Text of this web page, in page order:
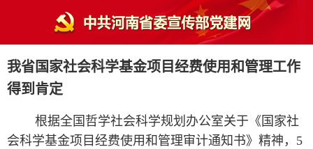
我省国家社会科学基金项目经费使用和管理工作
得到肯定
根据全国哲学社会科学规划办公室关于《国家社
会科学基金项目经费使用和管理审计通知书》精神，5